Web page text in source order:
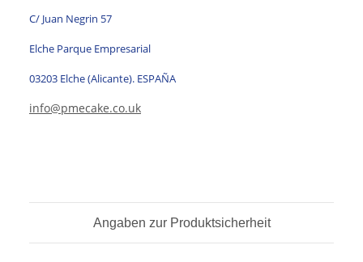
C/ Juan Negrin 57
Elche Parque Empresarial
03203 Elche (Alicante). ESPAÑA
info@pmecake.co.uk
Angaben zur Produktsicherheit